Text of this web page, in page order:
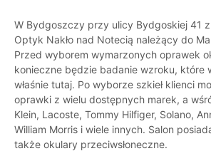
W Bydgoszczy przy ulicy Bydgoskiej 41
Optyk Nakło nad Notecią należący do
Przed wyborem wymarzonych oprawek
konieczne będzie badanie wzroku, które
właśnie tutaj. Po wyborze szkieł klienci
oprawki z wielu dostępnych marek, a
Klein, Lacoste, Tommy Hilfiger, Solano,
William Morris i wiele innych. Salon
także okulary przeciwsłoneczne.